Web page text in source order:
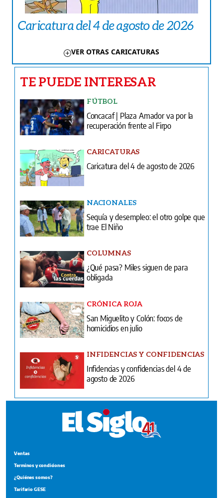
Caricatura del 4 de agosto de 2026
VER OTRAS CARICATURAS
TE PUEDE INTERESAR
FÚTBOL
Concacaf | Plaza Amador va por la
recuperación frente al Firpo
CARICATURAS
Caricatura del 4 de agosto de 2026
NACIONALES
Sequía y desempleo: el otro golpe que
trae El Niño
COLUMNAS
¿Qué pasa? Miles siguen de para
obligada
CRÓNICA ROJA
San Miguelito y Colón: focos de
homicidios en julio
INFIDENCIAS Y CONFIDENCIAS
Infidencias y confidencias del 4 de
agosto de 2026
Ventas
Terminos y condiciones
¿Quiénes somos?
Tarifario GESE